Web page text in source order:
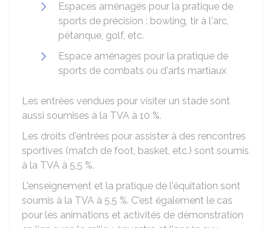
Espaces aménagés pour la pratique de
sports de précision : bowling, tir à l'arc,
pétanque, golf, etc.
Espace aménages pour la pratique de
sports de combats ou d'arts martiaux
Les entrées vendues pour visiter un stade sont
aussi soumises à la TVA à 10 %.
Les droits d'entrées pour assister à des rencontres
sportives (match de foot, basket, etc.) sont soumis
à la TVA à 5,5 %.
L'enseignement et la pratique de l'équitation sont
soumis à la TVA à 5,5 %. C'est également le cas
pour les animations et activités de démonstration